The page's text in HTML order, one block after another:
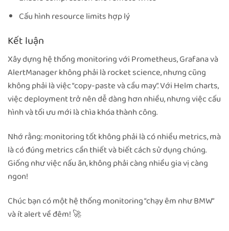
Cấu hình resource limits hợp lý
Kết luận
Xây dựng hệ thống monitoring với Prometheus, Grafana và
AlertManager không phải là rocket science, nhưng cũng
không phải là việc “copy-paste và cầu may”. Với Helm charts,
việc deployment trở nên dễ dàng hơn nhiều, nhưng việc cấu
hình và tối ưu mới là chìa khóa thành công.
Nhớ rằng: monitoring tốt không phải là có nhiều metrics, mà
là có đúng metrics cần thiết và biết cách sử dụng chúng.
Giống như việc nấu ăn, không phải càng nhiều gia vị càng
ngon!
Chúc bạn có một hệ thống monitoring “chạy êm như BMW”
và ít alert về đêm! 🚀